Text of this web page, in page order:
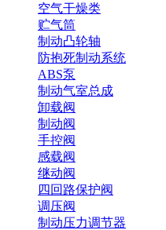
空气干燥类
贮气筒
制动凸轮轴
防抱死制动系统
ABS泵
制动气室总成
卸载阀
制动阀
手控阀
感载阀
继动阀
四回路保护阀
调压阀
制动压力调节器